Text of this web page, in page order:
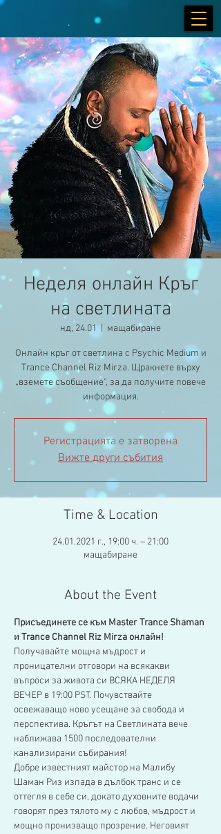
Неделя онлайн Кръг
на светлината
нд, 24.01
  |
мащабиране
Онлайн кръг от светлина с Psychic Medium и
Trance Channel Riz Mirza. Щракнете върху
„вземете съобщение“, за да получите повече
информация.
Регистрацията е затворена
Вижте други събития
Time & Location
24.01.2021 г., 19:00 ч. – 21:00
мащабиране
About the Event
Присъединете се към Master Trance Shaman
и Trance Channel Riz Mirza онлайн!
Получавайте мощна мъдрост и
проницателни отговори на всякакви
въпроси за живота си ВСЯКА НЕДЕЛЯ
ВЕЧЕР в 19:00 PST. Почувствайте
освежаващо ново усещане за свобода и
перспектива. Кръгът на Светлината вече
наближава 1500 последователни
канализирани събирания!
Добре известният майстор на Малибу
Шаман Риз изпада в дълбок транс и се
оттегля в себе си, докато духовните водачи
говорят през тялото му с любов, мъдрост и
мощно пронизващо прозрение. Неговият